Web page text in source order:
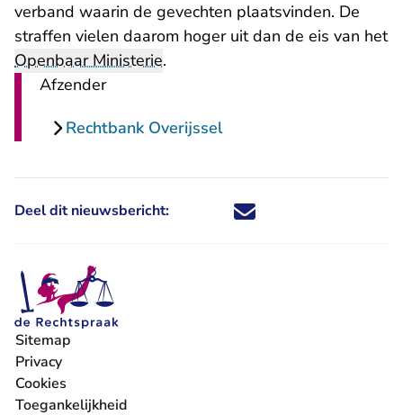
verband waarin de gevechten plaatsvinden. De
straffen vielen daarom hoger uit dan de eis van het
Openbaar Ministerie.
Afzender
Rechtbank Overijssel
Deel dit nieuwsbericht: Deel dit nieuwsbericht via X -
Deel dit nieuwsbericht via
Deel dit nieuwsbericht
Deel dit
Sitemap
Privacy
Cookies
Toegankelijkheid